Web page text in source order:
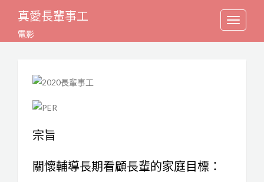
真愛長輩事工
電影
Toggle
宗旨
關懷輔導長期看顧長輩的家庭目標：